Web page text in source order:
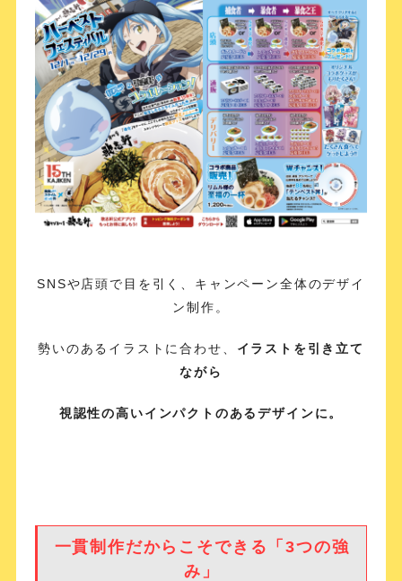
SNSや店頭で目を引く、キャンペーン全体のデザイ
ン制作。
勢いのあるイラストに合わせ、 イラストを引き立て
ながら
視認性の高いインパクトのあるデザインに。
一貫制作だからこそできる「3つの強
み」